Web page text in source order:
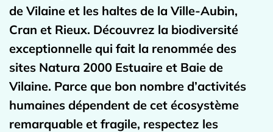
de Vilaine et les haltes de la Ville-Aubin,
Cran et Rieux. Découvrez la biodiversité
exceptionnelle qui fait la renommée des
sites Natura 2000 Estuaire et Baie de
Vilaine. Parce que bon nombre d’activités
humaines dépendent de cet écosystème
remarquable et fragile, respectez les